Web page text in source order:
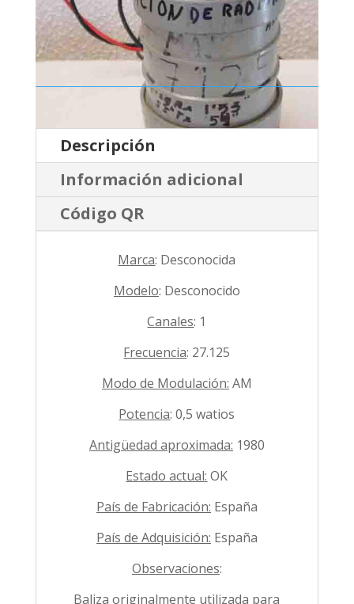
Descripción
Información adicional
Código QR
Marca: Desconocida
Modelo: Desconocido
Canales: 1
Frecuencia: 27.125
Modo de Modulación: AM
Potencia: 0,5 watios
Antigüedad aproximada: 1980
Estado actual: OK
País de Fabricación: España
País de Adquisición: España
Observaciones:
Baliza originalmente utilizada para